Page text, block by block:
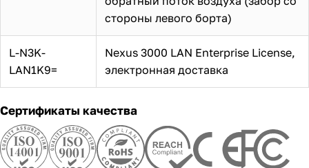
стороны левого борта)
L-N3K-
LAN1K9=
Nexus 3000 LAN Enterprise License,
электронная доставка
Сертификаты качества